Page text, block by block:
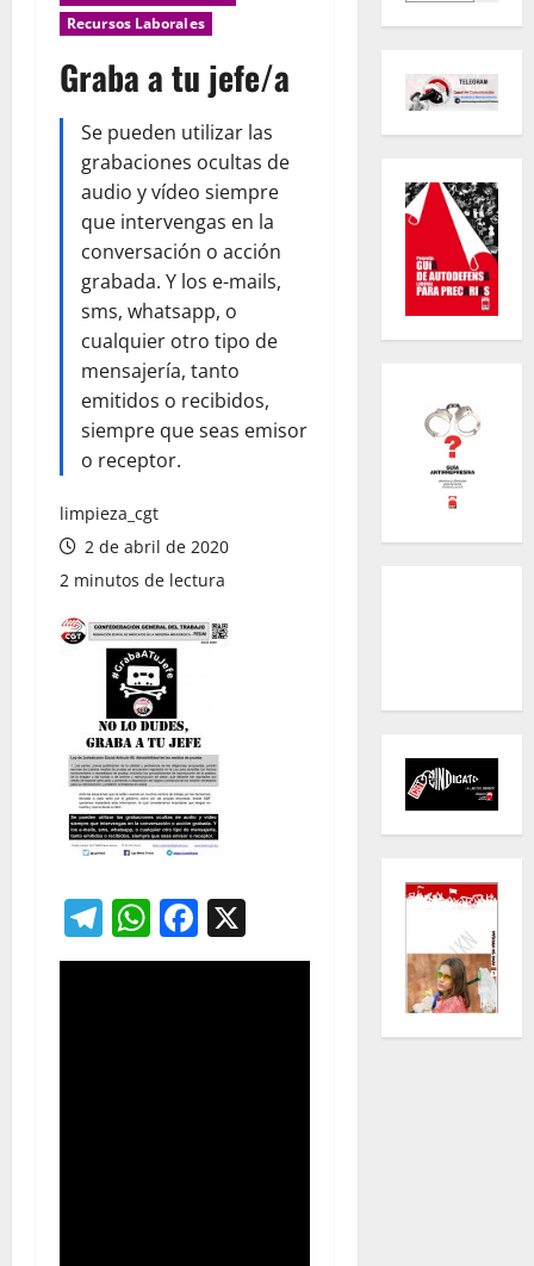
Recursos Laborales
Graba a tu jefe/a
Se pueden utilizar las
grabaciones ocultas de
audio y vídeo siempre
que intervengas en la
conversación o acción
grabada. Y los e-mails,
sms, whatsapp, o
cualquier otro tipo de
mensajería, tanto
emitidos o recibidos,
siempre que seas emisor
o receptor.
limpieza_cgt
2 de abril de 2020
2 minutos de lectura
Telegram
WhatsApp
Facebook